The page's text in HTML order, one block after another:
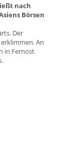
nach
Börsen
Der
An
in Fernost